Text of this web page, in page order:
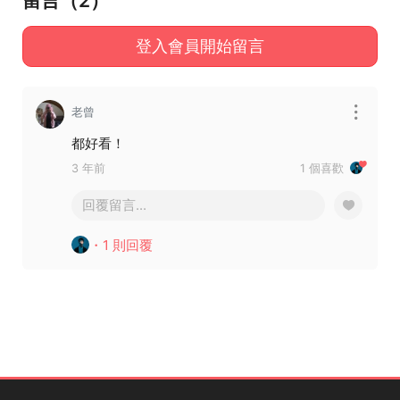
登入會員開始留言
老曾
都好看！
3 年前 1 個喜歡
回覆留言...
・1 則回覆